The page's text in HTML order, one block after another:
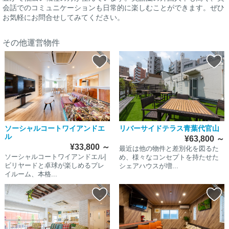
会話でのコミュニケーションも日常的に楽しむことができます。ぜひ
お気軽にお問合せしてみてください。
その他運営物件
ソーシャルコートワイアンドエ
ル
¥33,800 ～
ソーシャルコートワイアンドエル|
ビリヤードと卓球が楽しめるプレ
イルーム、本格...
リバーサイドテラス青葉代官山
¥63,800 ～
最近は他の物件と差別化を図るた
め、様々なコンセプトを持たせた
シェアハウスが増...